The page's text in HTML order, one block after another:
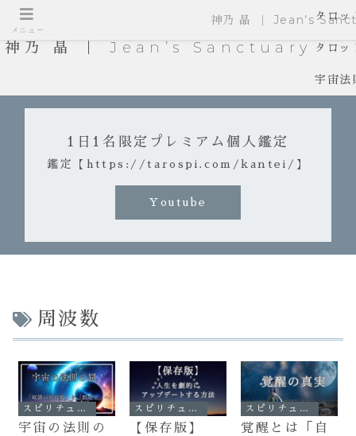
神乃 晶 ｜ Jean’s Sanctuary
タロッ
タロッ
宇宙法
1日1名限定プレミアム個人鑑定
鑑定【https://tarospi.com/kantei/】
Youtube
周波数
スピリチュアル
宇宙の法則の
スピリチュアル
【保存版】
スピリチュアル
覚醒とは「自
メニュー
神乃 晶 ｜ Jean’s